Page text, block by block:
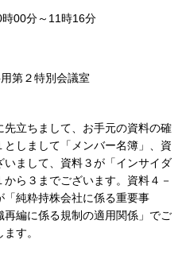
00分～11時16分
第２特別会議室
立ちまして、お手元の資料の確
しまして「メンバー名簿」、資
まして、資料３が「インサイダ
ら３までございます。資料４－
「純粋持株会社に係る重要事
編に係る規制の適用関係」でご
す。